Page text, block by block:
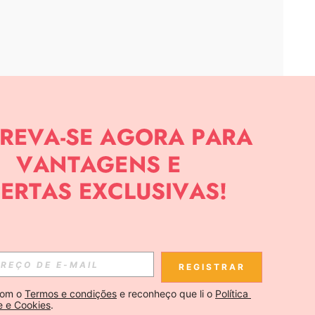
APP
SOBRE SHEIN.
REGISTRAR
o Termos e condições e reconheço que li o Política
e Cookies.